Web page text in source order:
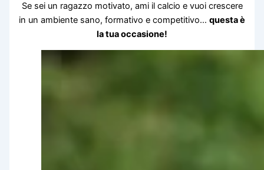
Se sei un ragazzo motivato, ami il calcio e vuoi crescere
in un ambiente sano, formativo e competitivo… questa è
la tua occasione!